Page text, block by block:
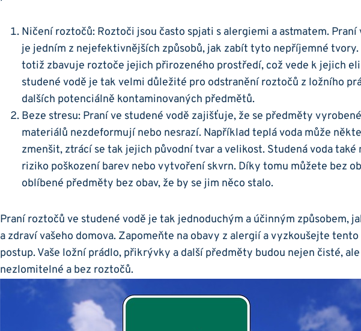
Ničení​ roztočů: Roztoči jsou často spjati s alergiemi a astmatem. Praní
je jedním z nejefektivnějších způsobů, jak ⁢zabít tyto nepříjemné tvory.
totiž ‌zbavuje roztoče ⁣jejich přirozeného prostředí, což vede k jejich‌
studené vodě je tak velmi důležité ⁤pro odstranění roztočů z‍ ložního
dalších potenciálně kontaminovaných předmětů.
Beze stresu:‍ Praní ve studené vodě zajišťuje,​ že se‌ předměty
⁤materiálů nezdeformují nebo nesrazí. ‍Například teplá ⁢voda může
zmenšit,‌ ztrácí‍ se tak jejich původní tvar a velikost. Studená voda
riziko poškození ⁤barev nebo vytvoření skvrn.‍ Díky‍ tomu můžete bez
oblíbené předměty bez obav, ‌že ‌by ⁣se jim něco⁢ stalo.
Praní‍ roztočů ve ⁤studené vodě je tak jednoduchým a účinným ‍způsobem,
a zdraví vašeho domova. Zapomeňte na obavy ⁤z alergií a vyzkoušejte
postup. Vaše ložní prádlo, přikrývky‌ a další‍ předměty budou nejen ‌čisté,
nezlomitelné a bez roztočů.